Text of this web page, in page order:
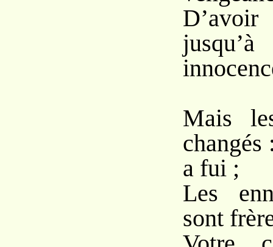
Mais
changés
a fui ;
Les
sont